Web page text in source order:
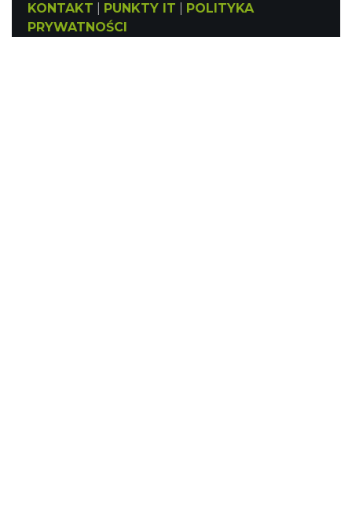
KONTAKT PUNKTY IT
POLITYKA
PRYWATNOŚCI